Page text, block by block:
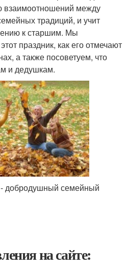
взаимоотношений между
традиций, и учит
к старшим. Мы
праздник, как его отмечают
а также посоветуем, что
и дедушкам.
добродушный семейный
на сайте: